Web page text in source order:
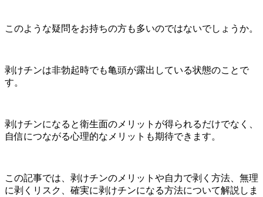
このような疑問をお持ちの方も多いのではないでしょうか。
剥けチンは非勃起時でも亀頭が露出している状態のことで
す。
剥けチンになると衛生面のメリットが得られるだけでなく、
自信につながる心理的なメリットも期待できます。
この記事では、剥けチンのメリットや自力で剥く方法、無理
に剥くリスク、確実に剥けチンになる方法について解説しま